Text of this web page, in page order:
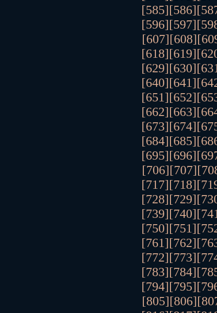
[585][586]
[596][597]
[607][608]
[618][619]
[629][630]
[640][641]
[651][652]
[662][663]
[673][674]
[684][685]
[695][696]
[706][707]
[717][718]
[728][729]
[739][740]
[750][751]
[761][762]
[772][773]
[783][784]
[794][795]
[805][806]